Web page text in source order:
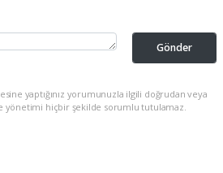
Gönder
yaptığınız yorumunuzla ilgili doğrudan veya
yönetimi hiçbir şekilde sorumlu tutulamaz.